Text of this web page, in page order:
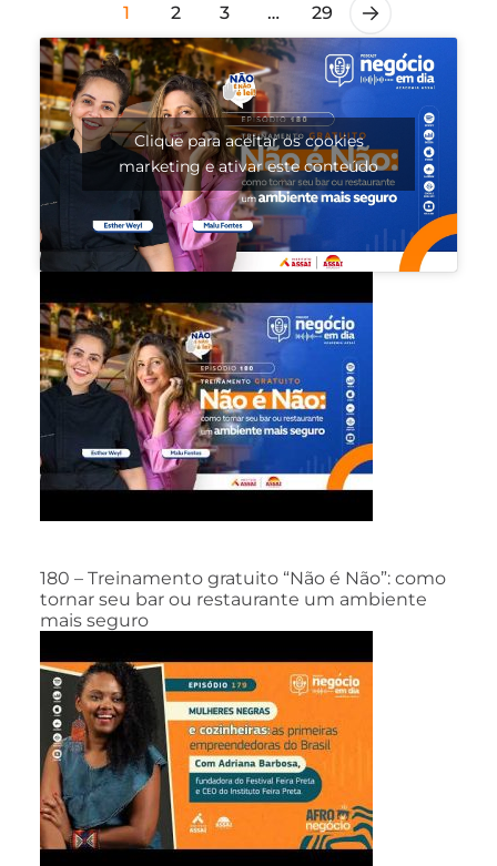
1 2 3 … 29
Clique para aceitar os cookies
marketing e ativar este conteúdo
180 – Treinamento gratuito “Não é Não”: como
tornar seu bar ou restaurante um ambiente
mais seguro